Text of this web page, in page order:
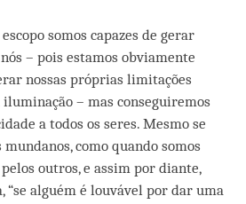
somos capazes de gerar
– pois estamos obviamente
nossas próprias limitações
– mas conseguiremos
a todos os seres. Mesmo se
como quando somos
outros, e assim por diante,
“se alguém é louvável por dar uma